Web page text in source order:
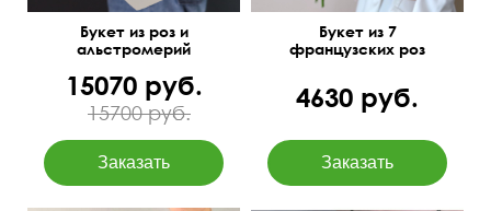
Букет из роз и
альстромерий
15070 руб.
15700 руб.
Букет из 7
французских роз
4630 руб.